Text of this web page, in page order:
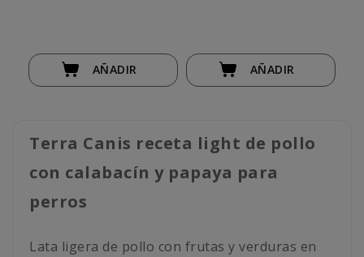
AÑADIR AÑADIR
Terra Canis receta light de pollo
con calabacín y papaya para
perros
Lata ligera de pollo con frutas y verduras en